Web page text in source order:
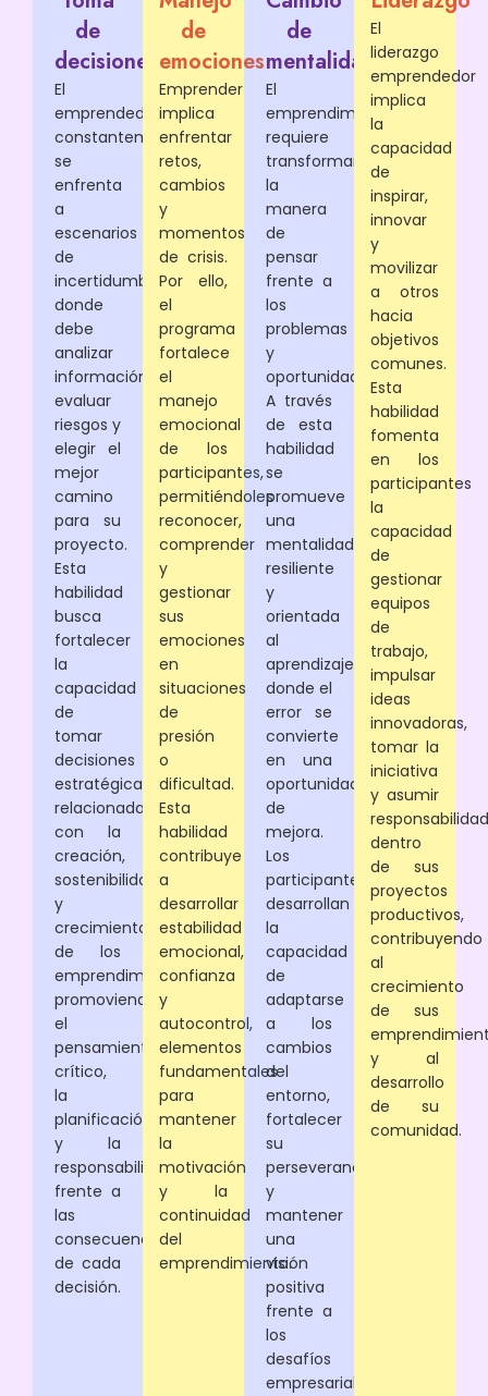
de
decisiones
El
emprendedor
constantemente
se
enfrenta
a
escenarios
de
incertidumbre
donde
debe
analizar
información,
evaluar
riesgos y
elegir el
mejor
camino
para su
proyecto.
Esta
habilidad
busca
fortalecer
la
capacidad
de
tomar
decisiones
estratégicas
relacionadas
con la
creación,
sostenibilidad
y
crecimiento
de los
emprendimientos,
promoviendo
el
pensamiento
crítico,
la
planificación
y la
responsabilidad
frente a
las
consecuencias
de cada
decisión.
de
emociones
Emprender
implica
enfrentar
retos,
cambios
y
momentos
de crisis.
Por ello,
el
programa
fortalece
el
manejo
emocional
de los
participantes,
permitiéndoles
reconocer,
comprender
y
gestionar
sus
emociones
en
situaciones
de
presión
o
dificultad.
Esta
habilidad
contribuye
a
desarrollar
estabilidad
emocional,
confianza
y
autocontrol,
elementos
fundamentales
para
mantener
la
motivación
y la
continuidad
del
emprendimiento.
de
mentalidad
El
emprendimiento
requiere
transformar
la
manera
de
pensar
frente a
los
problemas
y
oportunidades.
A través
de esta
habilidad
se
promueve
una
mentalidad
resiliente
y
orientada
al
aprendizaje,
donde el
error se
convierte
en una
oportunidad
de
mejora.
Los
participantes
desarrollan
la
capacidad
de
adaptarse
a los
cambios
del
entorno,
fortalecer
su
perseverancia
y
mantener
una
visión
positiva
frente a
los
desafíos
empresariales.
El
liderazgo
emprendedor
implica
la
capacidad
de
inspirar,
innovar
y
movilizar
a otros
hacia
objetivos
comunes.
Esta
habilidad
fomenta
en los
participantes
la
capacidad
de
gestionar
equipos
de
trabajo,
impulsar
ideas
innovadoras,
tomar la
iniciativa
y asumir
dentro
de sus
proyectos
productivos,
contribuyendo
al
crecimiento
de sus
y al
desarrollo
de su
comunidad.